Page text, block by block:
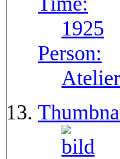
1925
Person: